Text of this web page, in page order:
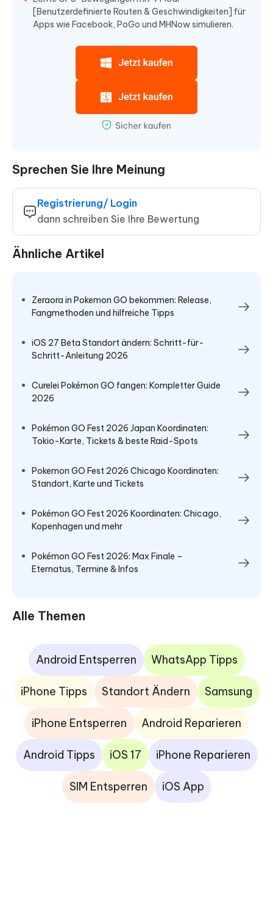
[Benutzerdefinierte Routen & Geschwindigkeiten] für
Apps wie Facebook, PoGo und MHNow simulieren.
Sprechen Sie Ihre Meinung
Registrierung/ Login
dann schreiben Sie Ihre Bewertung
Ähnliche Artikel
Zeraora in Pokemon GO bekommen: Release,
Fangmethoden und hilfreiche Tipps
iOS 27 Beta Standort ändern: Schritt-für-
Schritt-Anleitung 2026
Curelei Pokémon GO fangen: Kompletter Guide
2026
Pokémon GO Fest 2026 Japan Koordinaten:
Tokio-Karte, Tickets & beste Raid-Spots
Pokemon GO Fest 2026 Chicago Koordinaten:
Standort, Karte und Tickets
Pokémon GO Fest 2026 Koordinaten: Chicago,
Kopenhagen und mehr
Pokémon GO Fest 2026: Max Finale –
Eternatus, Termine & Infos
Alle Themen
Android Entsperren WhatsApp Tipps
iPhone Tipps Standort Ändern Samsung
iPhone Entsperren Android Reparieren
Android Tipps iOS 17 iPhone Reparieren
SIM Entsperren iOS App